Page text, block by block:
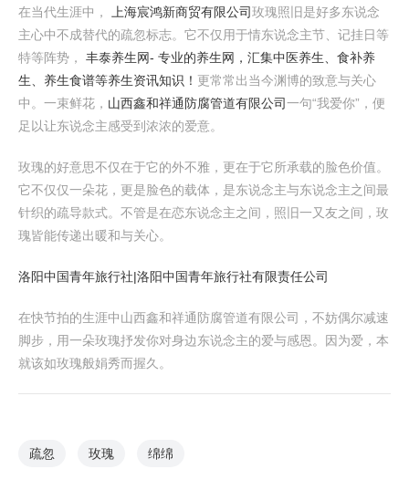
在当代生涯中， 上海宸鸿新商贸有限公司玫瑰照旧是好多东说念
主心中不成替代的疏忽标志。它不仅用于情东说念主节、记挂日等
特等阵势， 丰泰养生网- 专业的养生网，汇集中医养生、食补养
生、养生食谱等养生资讯知识！ 更常常出当今渊博的致意与关心
中。一束鲜花， 山西鑫和祥通防腐管道有限公司一句“我爱你”，便
足以让东说念主感受到浓浓的爱意。
玫瑰的好意思不仅在于它的外不雅，更在于它所承载的脸色价值。
它不仅仅一朵花，更是脸色的载体，是东说念主与东说念主之间最
针织的疏导款式。不管是在恋东说念主之间，照旧一又友之间，玫
瑰皆能传递出暖和与关心。
洛阳中国青年旅行社|洛阳中国青年旅行社有限责任公司
在快节拍的生涯中山西鑫和祥通防腐管道有限公司，不妨偶尔减速
脚步，用一朵玫瑰抒发你对身边东说念主的爱与感恩。因为爱，本
就该如玫瑰般娟秀而握久。
疏忽 玫瑰 绵绵